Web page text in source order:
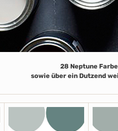
28 Neptune
sowie über ein Dutzend